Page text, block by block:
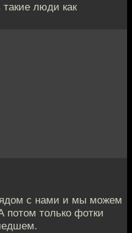
люди как
с нами и мы можем
только фотки